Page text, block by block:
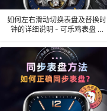
如何左右滑动切换表盘及替换时
钟的详细说明 - 可乐鸡表盘 X